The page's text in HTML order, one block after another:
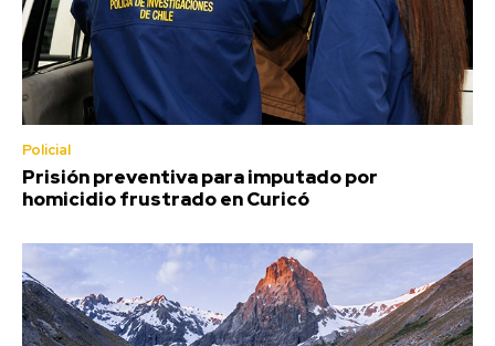
Policial
Prisión preventiva para imputado por
homicidio frustrado en Curicó